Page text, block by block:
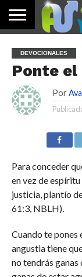
PALABRA
DE HOY
DEVOCIONALES
NOTICIAS
TESTIMONIOS
ORACIONES
SOBRE
NOSOTROS
IMÁGENES
DEVOCIONALES
Ponte el
Por
Para conceder
en vez de
justicia, plantío
61:3, NBLH).
Cuando te pones
angustia tiene
no tendrás